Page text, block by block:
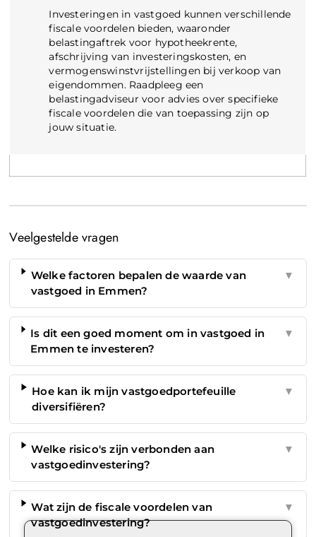
Investeringen in vastgoed kunnen verschillende
fiscale voordelen bieden, waaronder
belastingaftrek voor hypotheekrente,
afschrijving van investeringskosten, en
vermogenswinstvrijstellingen bij verkoop van
eigendommen. Raadpleeg een
belastingadviseur voor advies over specifieke
fiscale voordelen die van toepassing zijn op
jouw situatie.
Veelgestelde vragen
Welke factoren bepalen de waarde van
vastgoed in Emmen?
▼
Is dit een goed moment om in vastgoed in
Emmen te investeren?
▼
Hoe kan ik mijn vastgoedportefeuille
diversifiëren?
▼
Welke risico's zijn verbonden aan
vastgoedinvestering?
▼
Wat zijn de fiscale voordelen van
vastgoedinvestering?
▼